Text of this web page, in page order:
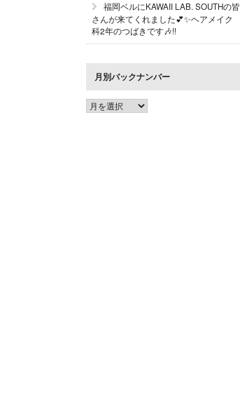
福岡ベルにKAWAII LAB. SOUTHの皆
さんが来てくれました💕✨ヘアメイク
科2年のつばきです🎶!!
月別バックナンバー
月
別